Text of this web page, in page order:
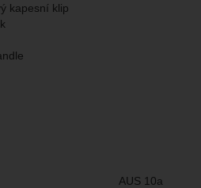
kapesní klip
AUS 10a